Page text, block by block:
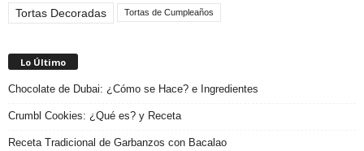
Tortas Decoradas Tortas de Cumpleaños
Lo Último
Chocolate de Dubai: ¿Cómo se Hace? e Ingredientes
Crumbl Cookies: ¿Qué es? y Receta
Receta Tradicional de Garbanzos con Bacalao